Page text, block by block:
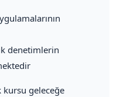
denetimlerin
kursu geleceğe